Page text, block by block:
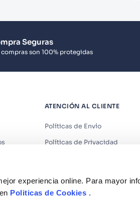
experiencia online. Para mayor
Politicas de Cookies .
Seguras
compras son 100% protegidas
ATENCIÓN AL CLIENTE
Políticas de Envío
Políticas de Privacidad
Términos y Condiciones